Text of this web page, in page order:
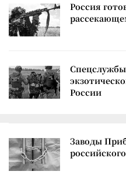
Россия
России
Заводы